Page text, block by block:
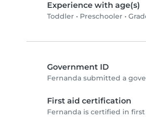
Experience with age(s)
Toddler • Preschooler •
Government ID
Fernanda submitted a
First aid certification
Fernanda is certified in